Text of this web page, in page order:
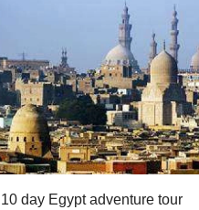
10 day Egypt adventure tour